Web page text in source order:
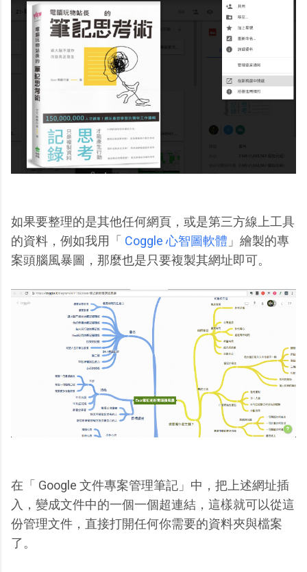
如果要整理的是其他任何網頁，或是第三方線上工具
的資料，例如我用「 Coggle 心智圖軟體 」繪製的專
案頭腦風暴圖，那麼也是只要複製其網址即可。
在「 Google 文件專案管理筆記」中，把上述網址插
入，變成文件中的一個一個超連結，這樣就可以從這
份管理文件，直接打開任何你需要的資料夾與檔案
了。